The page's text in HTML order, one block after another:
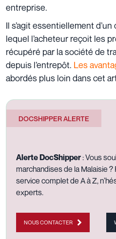
entreprise.
Il s’agit essentiellement
lequel l’acheteur reçoit les
récupéré par la société de
depuis l’entrepôt. Les
abordés plus loin dans cet
DOCSHIPPER ALERTE
Alerte DocShipper : Vous
marchandises de la Malaisie ?
service complet de A à Z,
experts.
NOUS CONTACTER